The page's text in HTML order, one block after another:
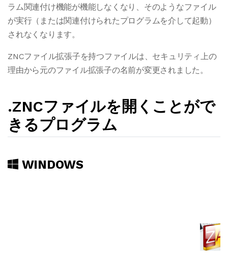
ラム関連付け機能が機能しなくなり、そのようなファイル
が実行（または関連付けられたプログラムを介して起動）
されなくなります。
ZNCファイル拡張子を持つファイルは、セキュリティ上の
理由から元のファイル拡張子の名前が変更されました。
.ZNCファイルを開くことがで
きるプログラム
WINDOWS